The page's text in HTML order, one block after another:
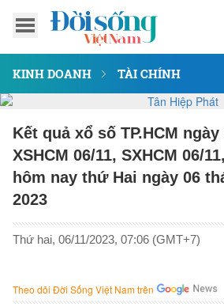
KINH DOANH TÀI CHÍNH
Kết quả xổ số TP.HCM ngày
XSHCM 06/11, SXHCM 06/
hôm nay thứ Hai ngày 06
2023
Thứ hai, 06/11/2023, 07:06 (GMT+7)
Theo dõi Đời Sống Việt Nam trên